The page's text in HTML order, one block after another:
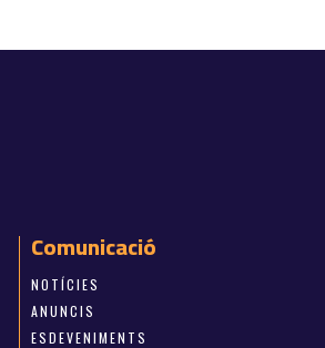
Comunicació
NOTÍCIES
ANUNCIS
ESDEVENIMENTS